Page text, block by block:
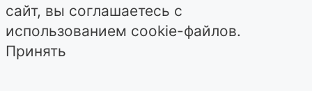
сайт, вы соглашаетесь с
использованием cookie-файлов.
Принять